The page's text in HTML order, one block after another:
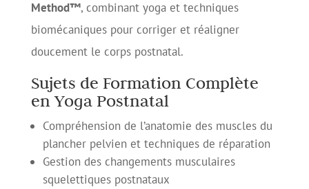
Method™, combinant yoga et techniques
biomécaniques pour corriger et réaligner
doucement le corps postnatal.
Sujets de Formation Complète
en Yoga Postnatal
Compréhension de l’anatomie des muscles du
plancher pelvien et techniques de réparation
Gestion des changements musculaires
squelettiques postnataux